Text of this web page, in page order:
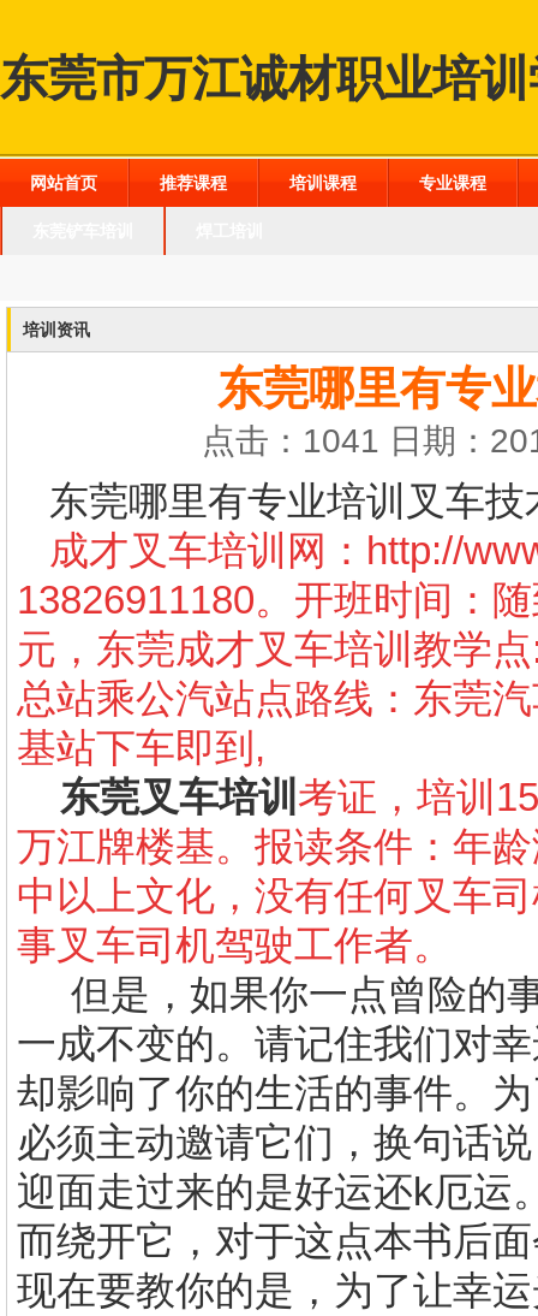
东莞市万江诚材职业培
网站首页 推荐课程 培训课程 专业课程
培训资讯
东莞哪里有专
点击：1041 日期：
东莞哪里有专业培训叉车技
成才叉车培训网： http://
13826911180。开班时间：
元，东莞成才叉车培训教学
总站乘公汽站点路线：东莞
基站下车即到,
东莞叉车培训 考证，培训
万江牌楼基。报读条件：年
中以上文化，没有任何叉车
事叉车司机驾驶工作者。
但是，如果你一点曾险的
一成不变的。请记住我们对
却影响了你的生活的事件。
必须主动邀请它们，换句话
迎面走过来的是好运还k厄运
而绕开它，对于这点本书后
现在要教你的是，为了让幸